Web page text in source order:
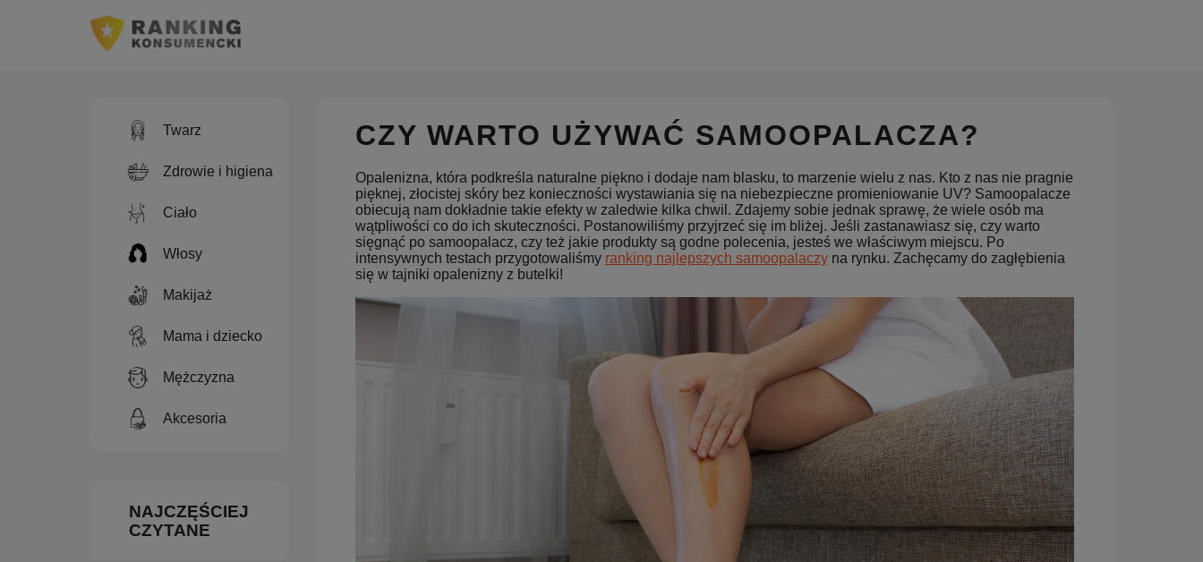
Twarz
Zdrowie i higiena
Ciało
Włosy
Makijaż
Mama i dziecko
Mężczyzna
Akcesoria
NAJCZĘŚCIEJ
CZYTANE
CZY WARTO UŻYWAĆ SAMOOPALACZA?
Opalenizna, która podkreśla naturalne piękno i dodaje nam blasku, to marzenie wielu z nas. Kto z nas nie pragnie
pięknej, złocistej skóry bez konieczności wystawiania się na niebezpieczne promieniowanie UV? Samoopalacze
obiecują nam dokładnie takie efekty w zaledwie kilka chwil. Zdajemy sobie jednak sprawę, że wiele osób ma
wątpliwości co do ich skuteczności. Postanowiliśmy przyjrzeć się im bliżej. Jeśli zastanawiasz się, czy warto
sięgnąć po samoopalacz, czy też jakie produkty są godne polecenia, jesteś we właściwym miejscu. Po
intensywnych testach przygotowaliśmy ranking najlepszych samoopalaczyna rynku. Zachęcamy do zagłębienia
się w tajniki opalenizny z butelki!